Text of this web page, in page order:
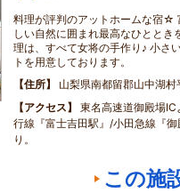
料理が評判のアットホームな宿☆
しい自然に囲まれ最高なひととき
理は、すべて女将の手作り♪ 小さ
トを用意しております。
住所
山梨県南都留郡山中湖
アクセス
東名高速道御殿場
行線『富士吉田駅』/小田急線『
り。
この施